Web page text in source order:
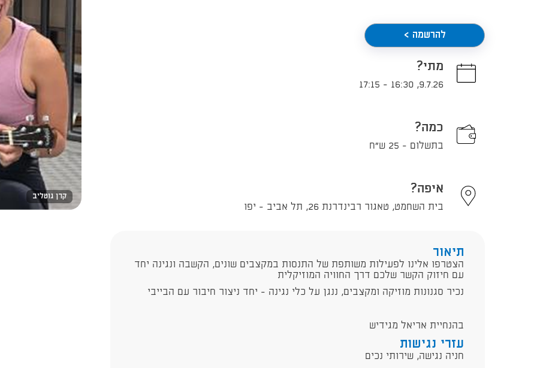
קרן גוטליב
להרשמה >
מתי?
9.7.26
,
16:30
-
17:15
כמה?
בתשלום - 25 ש"ח
איפה?
בית השחמט, טאגור רבינדרנת 26, תל אביב - יפו
תיאור
הצטרפו אלינו לפעילות משותפת של התנסות במקצבים שונים, הקשבה ונגינה יחד
עם חיזוק הקשר שלכם דרך החוויה המוזיקלית
נכיר סגנונות מוזיקה ומקצבים, ננגן על כלי נגינה - יחד ניצור חיבור עם הבייבי
בהנחיית אריאל מגידיש
עזרי נגישות
חניה נגישה, שירותי נכים